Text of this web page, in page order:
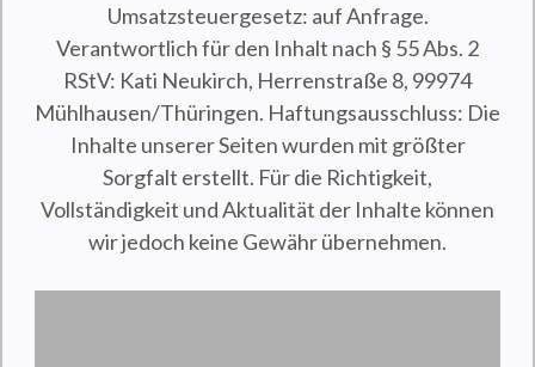
Umsatzsteuergesetz: auf Anfrage.
Verantwortlich für den Inhalt nach § 55 Abs. 2
RStV: Kati Neukirch, Herrenstraße 8, 99974
Mühlhausen/Thüringen. Haftungsausschluss: Die
Inhalte unserer Seiten wurden mit größter
Sorgfalt erstellt. Für die Richtigkeit,
Vollständigkeit und Aktualität der Inhalte können
wir jedoch keine Gewähr übernehmen.